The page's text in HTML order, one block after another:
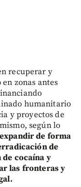
recuperar y
zonas antes
humanitario
y proyectos de
según lo
de forma
de
cocaína y
las fronteras y